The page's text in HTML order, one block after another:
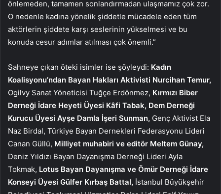
önlemeden, tamamen sonlandırmadan ulaşmamız çok zor.
O nedenle kadına yönelik şiddetle mücadele eden tüm
aktörlerin şiddete karşı seslerinin yükselmesi ve bu
konuda cesur adımlar atılması çok önemli.”
Sahneye çıkan öteki isimler ise şöyleydi: Kadın
Koalisyonu’ndan Bayan Hakları Aktivisti Nurcihan Temur,
Ogilvy Sanat Yöneticisi Tuğçe Erdönmez, Kırmızı Biber
Derneği İdare Heyeti Üyesi Kâfi Tabak, Dem Derneği
Kurucu Üyesi Ayşe Damla İşeri Sunman, Genç Aktivist Ela
Naz Birdal, Türkiye Bayan Dernekleri Federasyonu Lideri
Canan Güllü, Milliyet muhabiri ve editör Meltem Günay,
Deniz Yıldızı Bayan Dayanışma Derneği Lideri Ayla
Tokmak, Lotus Bayan Dayanışma ve Ömür Derneği İdare
Konseyi Üyesi Gülfer Kırbaş Battal, İstanbul Büyükşehir